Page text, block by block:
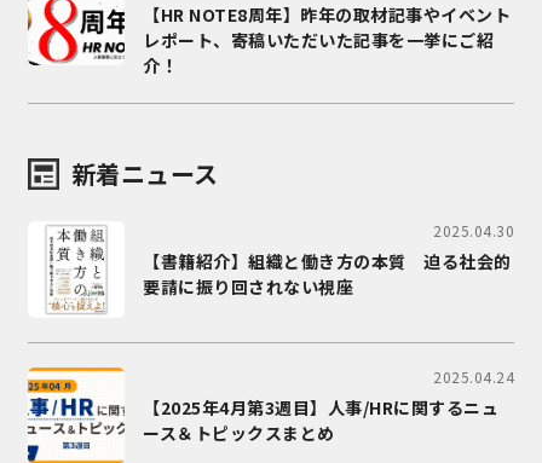
【HR NOTE8周年】昨年の取材記事やイベント
レポート、寄稿いただいた記事を一挙にご紹
介！
新着ニュース
2025.04.30
【書籍紹介】組織と働き方の本質 迫る社会的
要請に振り回されない視座
2025.04.24
【2025年4月第3週目】人事/HRに関するニュ
ース＆トピックスまとめ